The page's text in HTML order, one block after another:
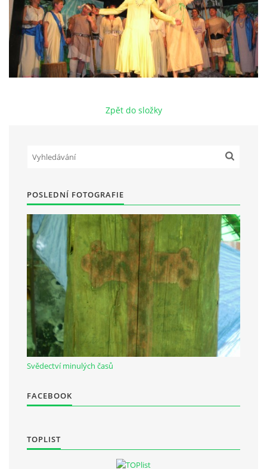
VIDEOZÁZNAMY Z HER
FOTOALBUM
ČLENOVÉ - SOUČASNOST
MÍSTO PRO VAŠE VZKAZY!!
DOKUMENTY OVJK
Občanská vzdělávací jednota "Komenský" v Choceradech z.s.
Chocerady 4
257 24 Chocerady
IČ: 498 28 614
Kontaktní osoba:
Mgr. Miroslava Cinkeisová
723 967 851
© 2026 eStránky.cz |RSS
Zpět do složky
POSLEDNÍ FOTOGRAFIE
Svědectví minulých časů
FACEBOOK
TOPLIST